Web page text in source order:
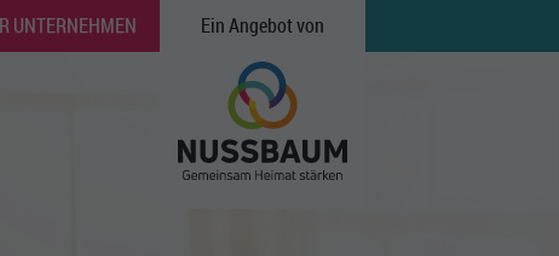
UNTERNEHMEN Ein Angebot von